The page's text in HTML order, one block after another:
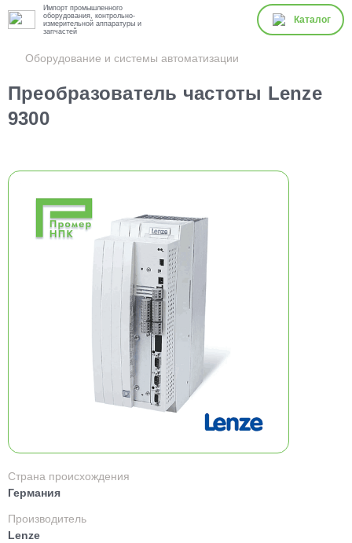
Импорт промышленного
оборудования, контрольно-
измерительной аппаратуры и
запчастей
Каталог
Оборудование и системы автоматизации
Преобразователь частоты Lenze
9300
Страна происхождения
Германия
Производитель
Lenze